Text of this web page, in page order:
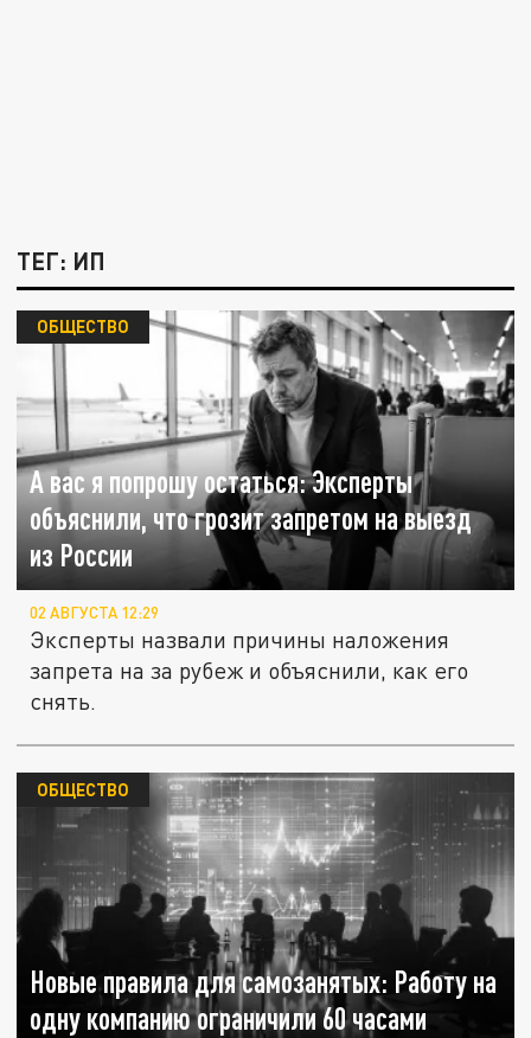
ТЕГ: ИП
А вас я попрошу остаться: Эксперты
объяснили, что грозит запретом на выезд
из России
ОБЩЕСТВО
02 АВГУСТА 12:29
Эксперты назвали причины наложения
запрета на за рубеж и объяснили, как его
снять.
Новые правила для самозанятых: Работу на
одну компанию ограничили 60 часами
ОБЩЕСТВО